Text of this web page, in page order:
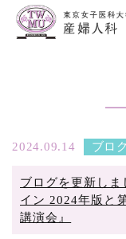
東
子
医
知
せ
2024.09.14 ブロ
ブログを更新し
イン 2024年版と
講演会』